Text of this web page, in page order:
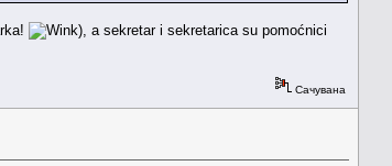
), a sekretar i sekretarica su pomoćnici
Сачувана